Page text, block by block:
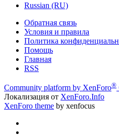
Russian (RU)
Обратная связь
Условия и правила
Политика
Помощь
Главная
RSS
Community platform by XenForo®
Локализация от XenForo.Info
XenForo theme by xenfocus